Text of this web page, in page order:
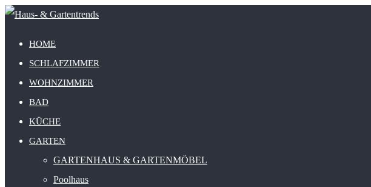
HOME
SCHLAFZIMMER
WOHNZIMMER
BAD
KÜCHE
GARTEN
GARTENHAUS & GARTENMÖBEL
Poolhaus